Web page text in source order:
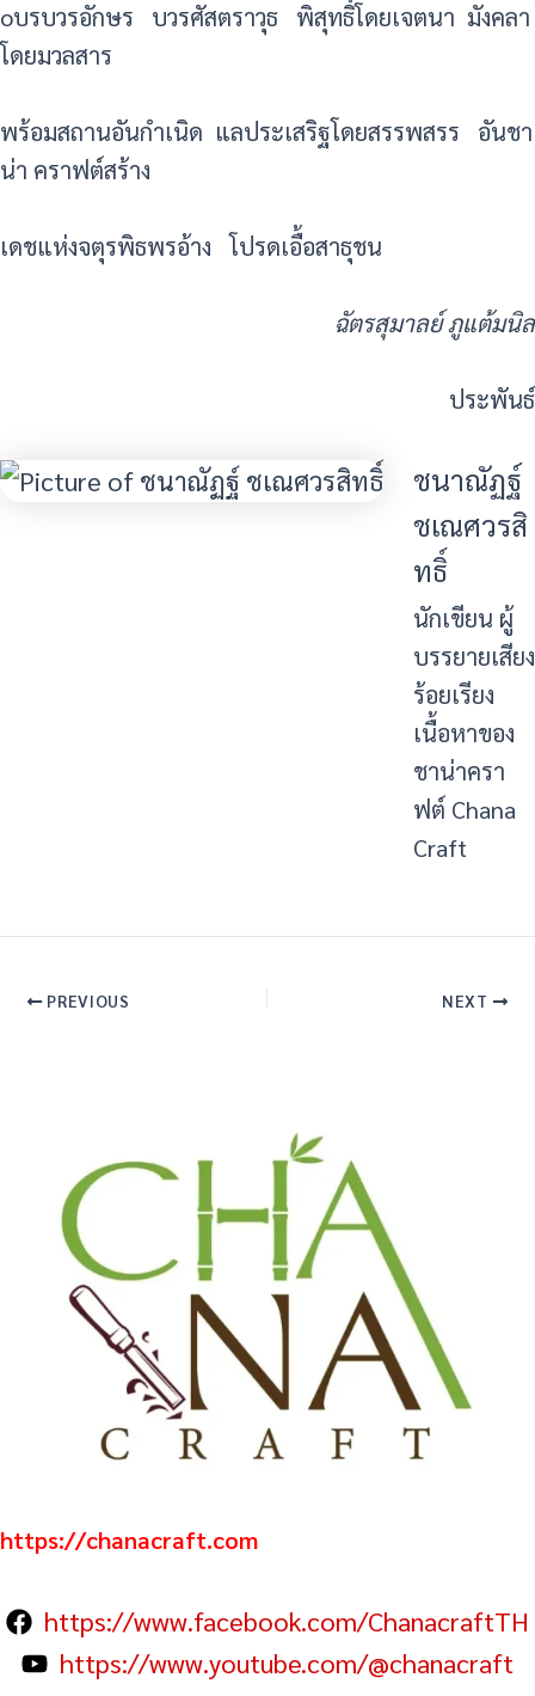
oบรบวรอักษร บวรศัสตราวุธ พิสุทธิ์โดยเจตนา มังคลา
โดยมวลสาร
พร้อมสถานอันกำเนิด แลประเสริฐโดยสรรพสรร อันชา
น่า คราฟต์สร้าง
เดชแห่งจตุรพิธพรอ้าง โปรดเอื้อสาธุชน
ฉัตรสุมาลย์ ภูแต้มนิล
ประพันธ์
ชนาณัฏฐ์
ชเณศวรสิ
ทธิ์
นักเขียน ผู้
บรรยายเสียง
ร้อยเรียง
เนื้อหาของ
ชาน่าครา
ฟต์ Chana
Craft
PREVIOUS NEXT
https://chanacraft.com
https://www.facebook.com/ChanacraftTH
https://www.youtube.com/@chanacraft